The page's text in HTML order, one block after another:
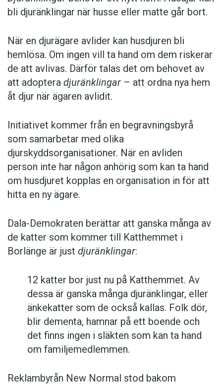
bli djuränklingar när husse eller matte går bort.
När en djurägare avlider kan husdjuren bli
hemlösa. Om ingen vill ta hand om dem riskerar
de att avlivas. Därför talas det om behovet av
att adoptera djuränklingar – att ordna nya hem
åt djur när ägaren avlidit.
Initiativet kommer från en begravningsbyrå
som samarbetar med olika
djurskyddsorganisationer. När en avliden
person inte har någon anhörig som kan ta hand
om husdjuret kopplas en organisation in för att
hitta en ny ägare.
Dala-Demokraten berättar att ganska många av
de katter som kommer till Katthemmet i
Borlänge är just djuränklingar:
12 katter bor just nu på Katthemmet. Av
dessa är ganska många djuränklingar, eller
änkekatter som de också kallas. Folk dör,
blir dementa, hamnar på ett boende och
det finns ingen i släkten som kan ta hand
om familjemedlemmen.
Reklambyrån New Normal stod bakom